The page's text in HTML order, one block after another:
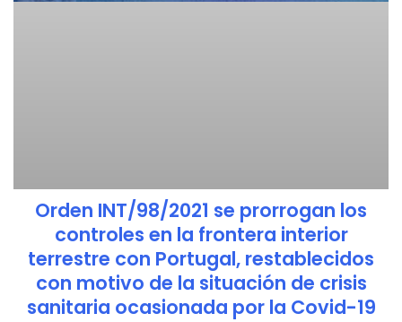
Orden INT/98/2021 se prorrogan los
controles en la frontera interior
terrestre con Portugal, restablecidos
con motivo de la situación de crisis
sanitaria ocasionada por la Covid-19